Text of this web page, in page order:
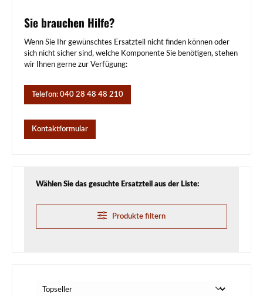
Sie brauchen Hilfe?
Wenn Sie Ihr gewünschtes Ersatzteil nicht finden können oder
sich nicht sicher sind, welche Komponente Sie benötigen, stehen
wir Ihnen gerne zur Verfügung:
Telefon: 040 28 48 48 210
Kontaktformular
Wählen Sie das gesuchte Ersatzteil aus der Liste:
Produkte filtern